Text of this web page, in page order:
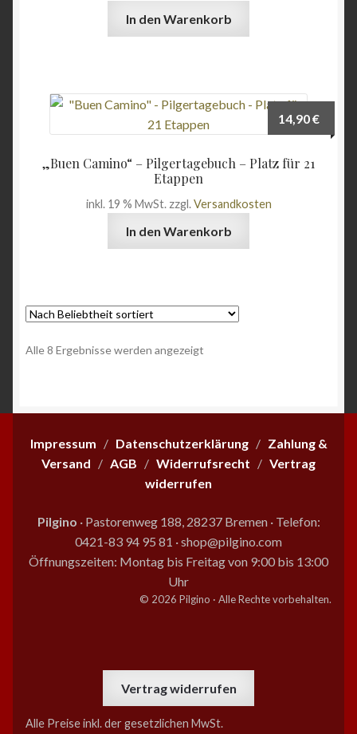
In den Warenkorb
„Buen Camino“ – Pilgertagebuch – Platz für 21
Etappen
14,90€
inkl. 19 % MwSt. zzgl.Versandkosten
In den Warenkorb
Alle 8 Ergebnisse werden angezeigt
Impressum / Datenschutzerklärung/ Zahlung &
Versand / AGB / Widerrufsrecht / Vertrag
widerrufen
Pilgino · Pastorenweg 188, 28237 Bremen ·Telefon:
0421-83 94 95 81 ·shop@pilgino.com
Öffnungszeiten: Montag bis Freitag von 9:00 bis 13:00
Uhr
© 2026 Pilgino · Alle Rechte vorbehalten.
Vertrag widerrufen
Alle Preise inkl. der gesetzlichen MwSt.